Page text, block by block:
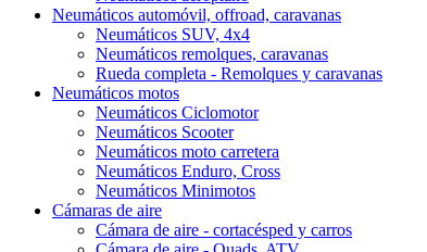
Neumáticos automóvil, offroad, caravanas
Neumáticos SUV, 4x4
Neumáticos remolques, caravanas
Rueda completa - Remolques y caravanas
Neumáticos motos
Neumáticos Ciclomotor
Neumáticos Scooter
Neumáticos moto carretera
Neumáticos Enduro, Cross
Neumáticos Minimotos
Cámaras de aire
Cámara de aire - cortacésped y carros